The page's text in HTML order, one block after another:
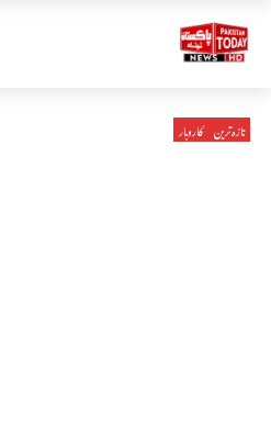
تازہ ترین کاروبار